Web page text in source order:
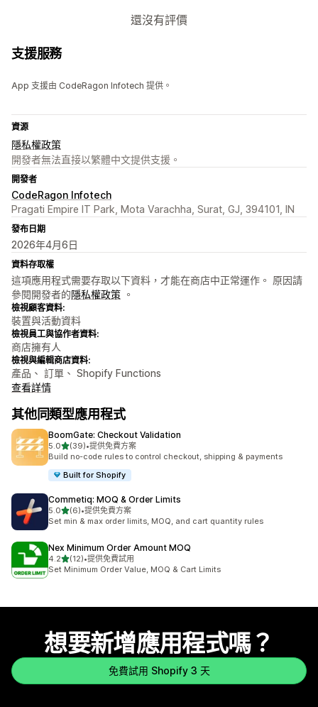
還沒有評價
支援服務
App 支援由 CodeRagon Infotech 提供。
資源
隱私權政策
開發者無法直接以繁體中文提供支援。
開發者
CodeRagon Infotech
Pragati Empire IT Park, Mota Varachha, Surat, GJ, 394101, IN
發布日期
2026年4月6日
資料存取權
這項應用程式需要存取以下資料，才能在商店中正常運作。 原因請
參閱開發者的隱私權政策 。
檢視顧客資料:
裝置與活動資料
檢視員工與協作者資料:
商店擁有人
檢視與編輯商店資料:
產品、 訂單、 Shopify Functions
查看詳情
其他同類型應用程式
BoomGate: Checkout Validation
5.0滿分 5 顆星
(39)
共有 39 則評價
•提供免費方案
Build no-code rules to control checkout, shipping & payments
Built for Shopify
Commetiq: MOQ & Order Limits
5.0滿分 5 顆星
(6)
共有 6 則評價
•提供免費方案
Set min & max order limits, MOQ, and cart quantity rules
Nex Minimum Order Amount MOQ
4.2滿分 5 顆星
(12)
共有 12 則評價
•提供免費試用
Set Minimum Order Value, MOQ & Cart Limits
想要新增應用程式嗎？
免費試用 Shopify 3 天